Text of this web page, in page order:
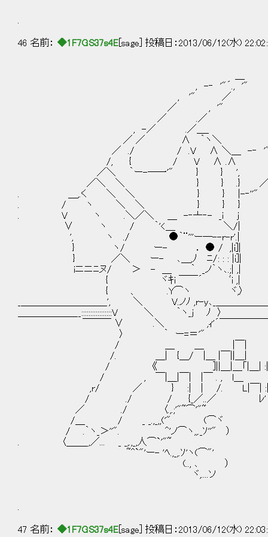
46 名前： ◆1F7GS37s4E [sage] 投稿日：2013/06/12(水)
, -‐ '"´., '"
, '" ／
／ , '"
／ .／ /
, -／ .／＿_
／ ／ ∧ ｀ヽ＼ ,
／ ./ / .V ∧ ＼＿ -‐ '" .
/, { / V ∧ .∧
／＼ ｀ー-―一'" } } ',
／＼ ＼ } } .}
. ＿,.く ＼ ＼ } } |-‐''"
. / ヽ ＼ ＼ } } }
. V ヽ .＼／＼ ＿ -‐亠‐- _i j
∨ ヽ / ｀'<＿ ＼/|
', ヽ ./ ●｀¨'''ー―--r-r'.|
} ヽ/ ー- ． ● / ,|i]| γ´￣
} ／＼ ー- ､＿,ﾉ ﾆ/: : : |i]| |
iニニﾆヌ/ ＞ - ＿ ｀ _ノ｀ヽ､.;| ,| ゝ
{ ヾｷi ￣￣´ ﾞi ,|
{ 、 .Y⌒ヽ ヾ,〉
_＿＿＿＿＿＿＿＿＿', ＼ V.ノﾉ ,r-y､_＿＿＿＿＿
＿＿＿＿＿＿__:::::::::::::::::V ＼ ｀ヽ_j ﾉ
￣￣￣ ∨ .＼ ,ｨ'´￣￣￣￣￣
〉 ｀ ー=＝'"
/ ＿ ＿ |￣|
/. ＿| {＿/ |＿ |￣||＿|
/ 《 ]||＿|＿「|＿|
/ , ￣|＿|￣| |￣ . , l＿ _| []
,r/ ／ } :| | /. L|￣| :|
/ ./ / {_／..／ ﾚ'
／ ./ 〈.,.;'"~⌒'"~
/＿ / _ _.,_,,('" (⌒ヾ
/ .｀ヽ_＞''". ^'ノ⌒ヽ,,._ｿ''" ）
. 〈＿＿_,／... _ _,.,_,人⌒`'"~
~^`"'ー- 'ﾍ.,_,.ｿ'ヽ(⌒"'
(.., ､ ）
ヾ,....ソ
47 名前： ◆1F7GS37s4E [sage] 投稿日：2013/06/12(水)